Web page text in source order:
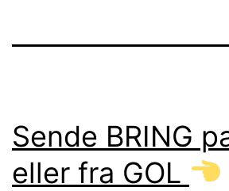
Sende BRING
eller fra GOL